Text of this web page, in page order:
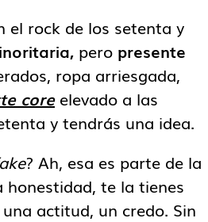
rock de los setenta y
pero presente
ropa arriesgada,
core elevado a las
y tendrás una idea.
? Ah, esa es parte de la
honestidad, te la tienes
actitud, un credo. Sin